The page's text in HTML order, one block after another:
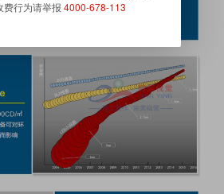
费行为请举报 4000-678-113